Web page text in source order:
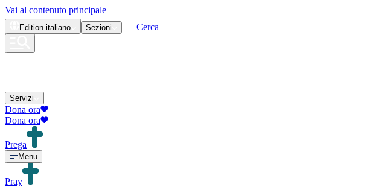
Vai al contenuto principale
Edition italiano Sezioni Cerca
Servizi
Dona ora
Dona ora
Prega
Menu
Pray